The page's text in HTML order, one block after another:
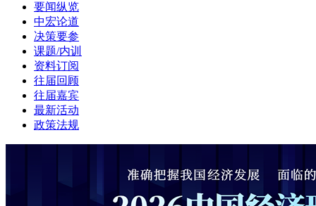
要闻纵览
中宏论道
决策要参
课题/内训
资料订阅
往届回顾
往届嘉宾
最新活动
政策法规